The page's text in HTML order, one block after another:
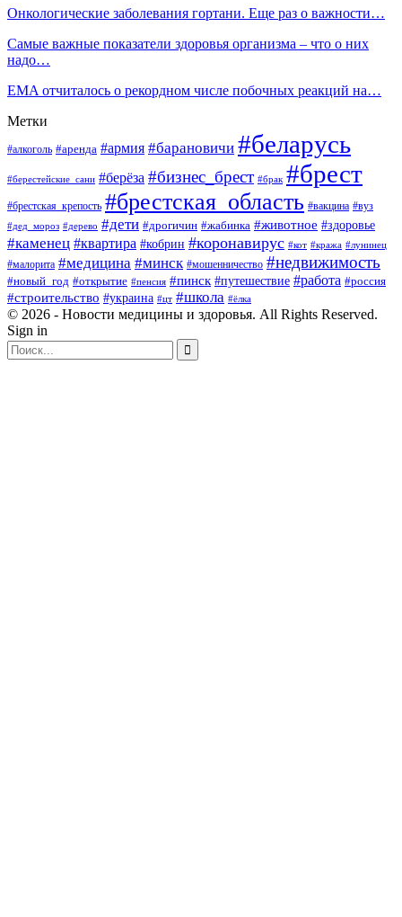
Онкологические заболевания гортани. Еще раз о важности…
Самые важные показатели здоровья организма – что о них
надо…
EMA отчиталось о рекордном числе побочных реакций на…
Метки
#алкоголь #аренда #армия #барановичи #беларусь
#берестейские_сани #берёза #бизнес_брест #брак #брест
#брестская_крепость #брестская_область #вакцина #вуз
#дед_мороз #дерево #дети #дрогичин #жабинка #животное #здоровье
#каменец #квартира #кобрин #коронавирус #кот #кража #лунинец
#малорита #медицина #минск #мошенничество #недвижимость
#новый_год #открытие #пенсия #пинск #путешествие #работа #россия
#строительство #украина #цт #школа #ёлка
© 2026 - Новости медицины и здоровья. All Rights Reserved.
Sign in